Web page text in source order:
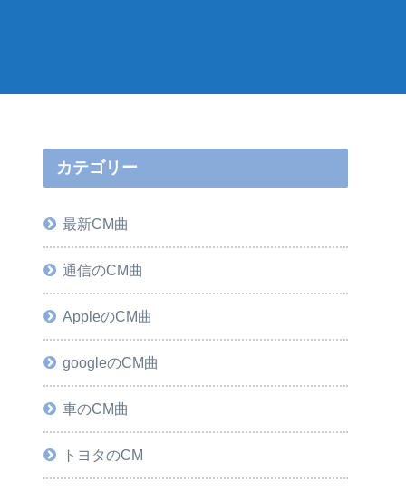
カテゴリー
最新CM曲
通信のCM曲
AppleのCM曲
googleのCM曲
車のCM曲
トヨタのCM